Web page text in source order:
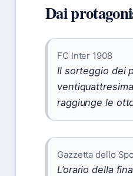
Dai
FC Inter 1908
Il sorteggio dei
raggiunge le
Gazzetta dello
L’orario della